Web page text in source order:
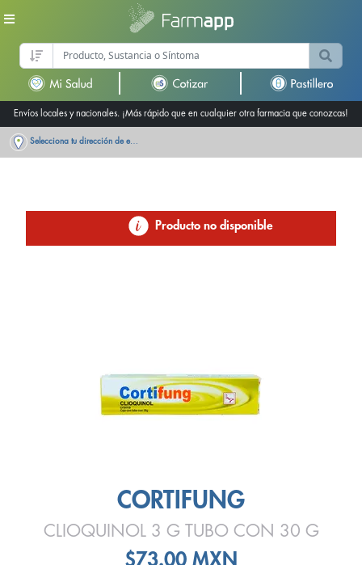
Envíos locales y nacionales. ¡Más rápido que en cualquier otra farmacia que conozcas!
Selecciona tu dirección de entrega
Producto no disponible
CORTIFUNG
CLIOQUINOL 3 G TUBO CON 30 G
$73.00 MXN